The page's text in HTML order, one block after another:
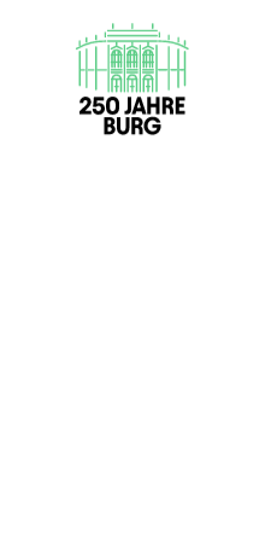
Direkt zum Inhalt